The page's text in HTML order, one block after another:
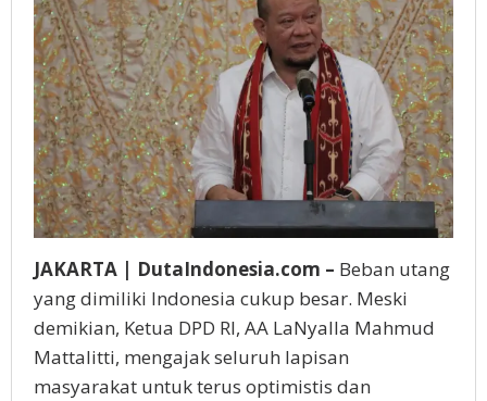
JAKARTA | DutaIndonesia.com – Beban utang
yang dimiliki Indonesia cukup besar. Meski
demikian, Ketua DPD RI, AA LaNyalla Mahmud
Mattalitti, mengajak seluruh lapisan
masyarakat untuk terus optimistis dan